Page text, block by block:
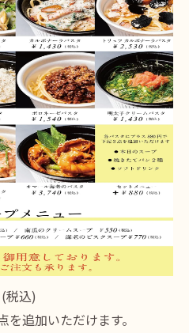
税込)
追加いただけます。